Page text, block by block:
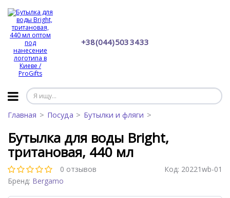
+38 (044) 503 34 33
Главная Посуда Бутылки и фляги
Бутылка для воды Bright,
тритановая, 440 мл
0 отзывов
Бренд: Bergamo
Код: 20221wb-01